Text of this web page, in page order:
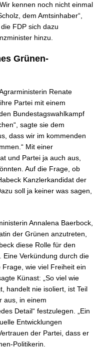
kennen noch nicht einmal
dem Amtsinhaber“,
FDP sich dazu
hinzu.
Grünen-
Renate
Partei mit einem
Bundestagswahlkampf
sagte sie dem
dass wir im kommenden
Mit einer
und Partei ja auch aus,
Auf die Frage, ob
Kanzlerkandidat der
soll ja keiner was sagen,
Annalena Baerbock,
der Grünen anzutreten,
diese Rolle für den
Verkündung durch die
wie viel Freiheit ein
Künast: „So viel wie
handelt nie isoliert, ist Teil
aus, in einem
Detail“ festzulegen. „Ein
Entwicklungen
der Partei, dass er
Politikerin.